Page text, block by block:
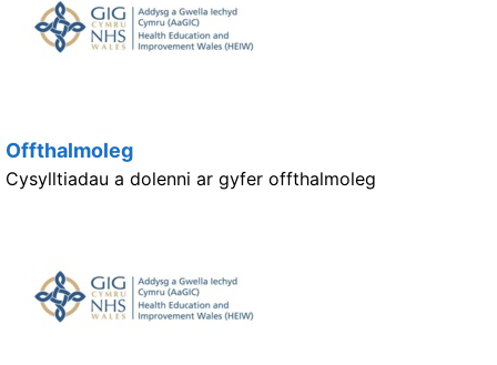
Offthalmoleg
Cysylltiadau a dolenni ar gyfer offthalmoleg